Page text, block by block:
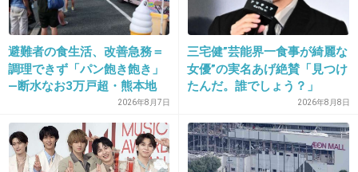
23. 匿名2026/06/03(水) 14:51:51
>>4
ほんっと。OKは大量買いになるし大量買いの人
ばかり。
+51 -4
避難者の食生活、改善急務＝
調理できず「パン飽き飽き」
―断水なお3万戸超・熊本地
2026年8月7日
三宅健”芸能界一食事が綺麗な
女優”の実名あげ絶賛「見つけ
たんだ。誰でしょう？」
2026年8月8日